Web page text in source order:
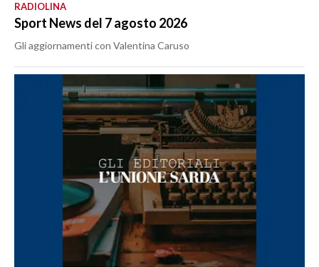
RADIOLINA
Sport News del 7 agosto 2026
Gli aggiornamenti con Valentina Caruso